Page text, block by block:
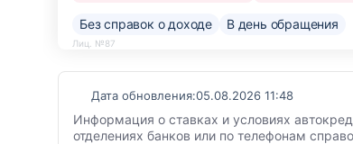
Без справок о доходе В день обращения
Лиц. №87
Дата обновления:05.08.2026 11:48
Информация о ставках и условиях
отделениях банков или по телефонам